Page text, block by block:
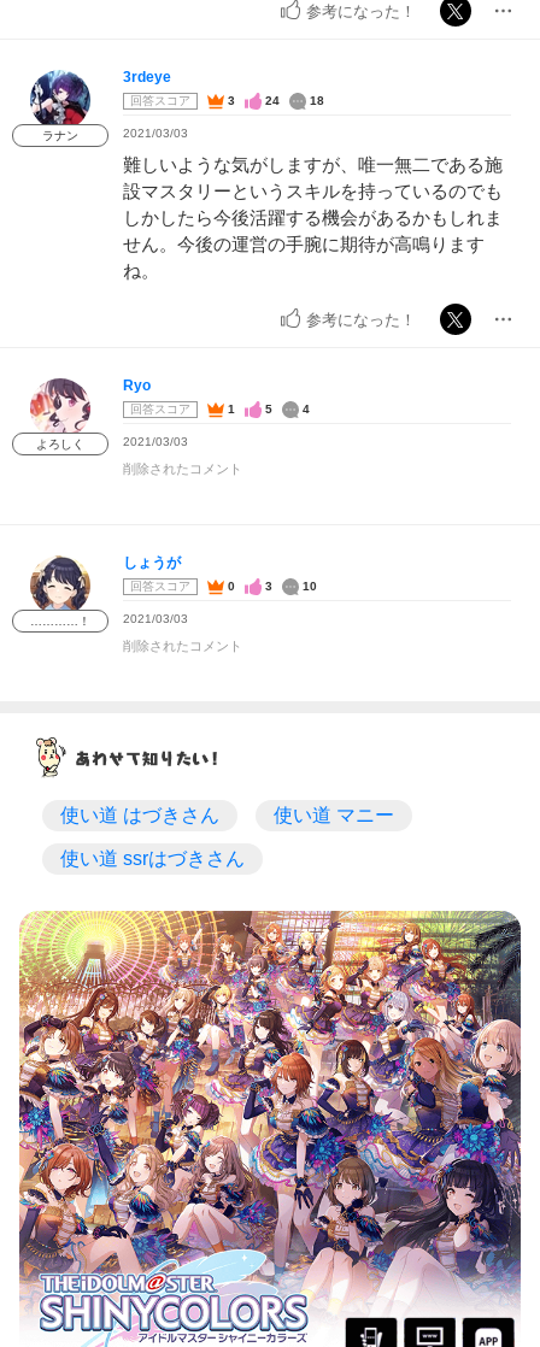
参考になった！
ラナン
3rdeye
回答スコア 3 24 18
2021/03/03
難しいような気がしますが、唯一無二である施
設マスタリーというスキルを持っているのでも
しかしたら今後活躍する機会があるかもしれま
せん。今後の運営の手腕に期待が高鳴ります
ね。
参考になった！
よろしく
Ryo
回答スコア 1 5 4
2021/03/03
削除されたコメント
…………！
しょうが
回答スコア 0 3 10
2021/03/03
削除されたコメント
使い道 はづきさん 使い道 マニー
使い道 ssrはづきさん